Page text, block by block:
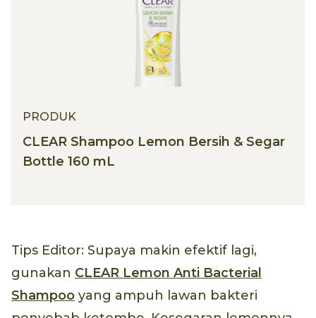
PRODUK
CLEAR Shampoo Lemon Bersih & Segar
Bottle 160 mL
Tips Editor: Supaya makin efektif lagi,
gunakan CLEAR Lemon Anti Bacterial
Shampoo yang ampuh lawan bakteri